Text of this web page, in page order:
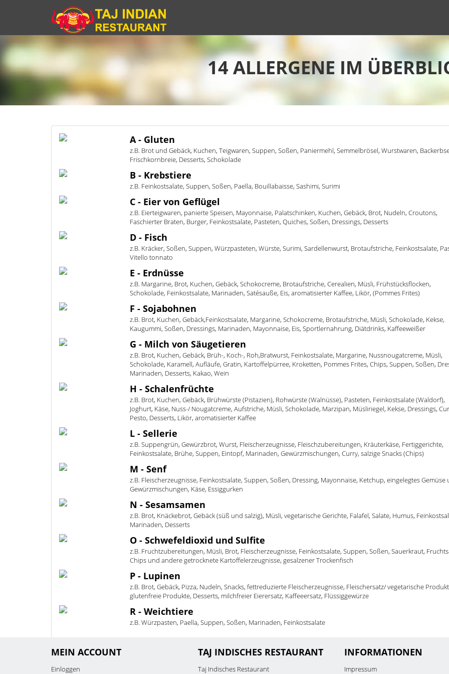
14 ALLERGENE IM
A - Gluten
z.B. Brot und Gebäck, Kuchen, Teigwaren, Suppen, Soßen, Paniermehl, Semmelbrösel, Wurstwaren,
Frischkornbreie, Desserts, Schokolade
B - Krebstiere
z.B. Feinkostsalate, Suppen, Soßen, Paella, Bouillabaisse, Sashimi, Surimi
C - Eier von Geflügel
z.B. Eierteigwaren, panierte Speisen, Mayonnaise, Palatschinken, Kuchen, Gebäck, Brot, Nudeln, Croutons,
Faschierter Braten, Burger, Feinkostsalate, Pasteten, Quiches, Soßen, Dressings, Desserts
D - Fisch
z.B. Kräcker, Soßen, Suppen, Würzpasteten, Würste, Surimi, Sardellenwurst, Brotaufstriche, Feinkostsalate,
Vitello tonnato
E - Erdnüsse
z.B. Margarine, Brot, Kuchen, Gebäck, Schokocreme, Brotaufstriche, Cerealien, Müsli, Frühstücksflocken,
Schokolade, Feinkostsalate, Marinaden, Satésauße, Eis, aromatisierter Kaffee, Likör, (Pommes Frites)
F - Sojabohnen
z.B. Brot, Kuchen, Gebäck,Feinkostsalate, Margarine, Schokocreme, Brotaufstriche, Müsli, Schokolade, Kekse,
Kaugummi, Soßen, Dressings, Marinaden, Mayonnaise, Eis, Sportlernahrung, Diätdrinks, Kaffeeweißer
G - Milch von Säugetieren
z.B. Brot, Kuchen, Gebäck, Brüh-, Koch-, Roh,Bratwurst, Feinkostsalate, Margarine, Nussnougatcreme, Müsli,
Schokolade, Karamell, Aufläufe, Gratin, Kartoffelpürree, Kroketten, Pommes Frites, Chips, Suppen, Soßen,
Marinaden, Desserts, Kakao, Wein
H - Schalenfrüchte
z.B. Brot, Kuchen, Gebäck, Brühwürste (Pistazien), Rohwürste (Walnüsse), Pasteten, Feinkostsalate (Waldorf),
Joghurt, Käse, Nuss-/ Nougatcreme, Aufstriche, Müsli, Schokolade, Marzipan, Müsliriegel, Kekse, Dressings,
Pesto, Desserts, Likör, aromatisierter Kaffee
L - Sellerie
z.B. Suppengrün, Gewürzbrot, Wurst, Fleischerzeugnisse, Fleischzubereitungen, Kräuterkäse, Fertiggerichte,
Feinkostsalate, Brühe, Suppen, Eintopf, Marinaden, Gewürzmischungen, Curry, salzige Snacks (Chips)
M - Senf
z.B. Fleischerzeugnisse, Feinkostsalate, Suppen, Soßen, Dressing, Mayonnaise, Ketchup, eingelegtes Gemüse
Gewürzmischungen, Käse, Essiggurken
N - Sesamsamen
z.B. Brot, Knäckebrot, Gebäck (süß und salzig), Müsli, vegetarische Gerichte, Falafel, Salate, Humus,
Marinaden, Desserts
O - Schwefeldioxid und Sulfite
z.B. Fruchtzubereitungen, Müsli, Brot, Fleischerzeugnisse, Feinkostsalate, Suppen, Soßen, Sauerkraut,
Chips und andere getrocknete Kartoffelerzeugnisse, gesalzener Trockenfisch
P - Lupinen
z.B. Brot, Gebäck, Pizza, Nudeln, Snacks, fettreduzierte Fleischerzeugnisse, Fleischersatz/ vegetarische
glutenfreie Produkte, Desserts, milchfreier Eierersatz, Kaffeeersatz, Flüssiggewürze
R - Weichtiere
z.B. Würzpasten, Paella, Suppen, Soßen, Marinaden, Feinkostsalate
MEIN ACCOUNT
Einloggen
TAJ INDISCHES RESTAURANT
Taj Indisches Restaurant
INFORMATIONEN
Impressum